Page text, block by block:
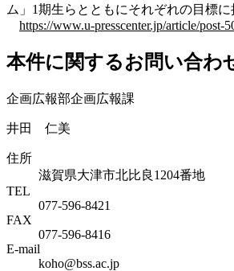
ム」1期生らとともにそれぞれの目標に
https://www.u-presscenter.jp/article/post-
本件に関するお問い合わ
企画広報部企画広報課
井田 仁美
住所
滋賀県大津市北比良1204番地
TEL
077-596-8421
FAX
077-596-8416
E-mail
koho@bss.ac.jp